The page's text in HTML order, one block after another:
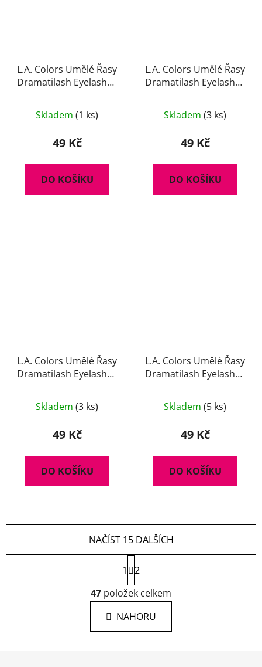
L.A. Colors Umělé Řasy
Dramatilash Eyelashes
Skladem (1 ks)
49 Kč
DO KOŠÍKU
L.A. Colors Umělé Řasy
Dramatilash Eyelashes
Skladem (3 ks)
49 Kč
DO KOŠÍKU
L.A. Colors Umělé Řasy
Dramatilash Eyelashes
Skladem (3 ks)
49 Kč
DO KOŠÍKU
L.A. Colors Umělé Řasy
Dramatilash Eyelashes
Skladem (5 ks)
49 Kč
DO KOŠÍKU
O
v
l
á
d
NAČÍST 15 DALŠÍCH
S
t
r
á
n
k
1
2
47 položek celkem
NAHORU